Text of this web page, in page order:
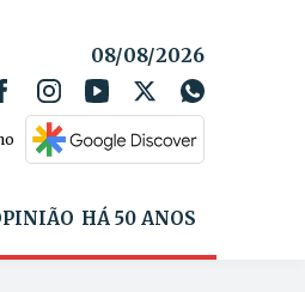
08/08/2026
HÁ 50 ANOS